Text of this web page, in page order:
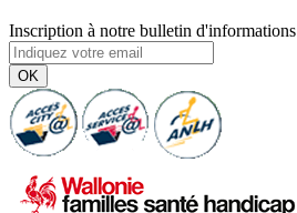
Inscription à notre bulletin d'informations
OK